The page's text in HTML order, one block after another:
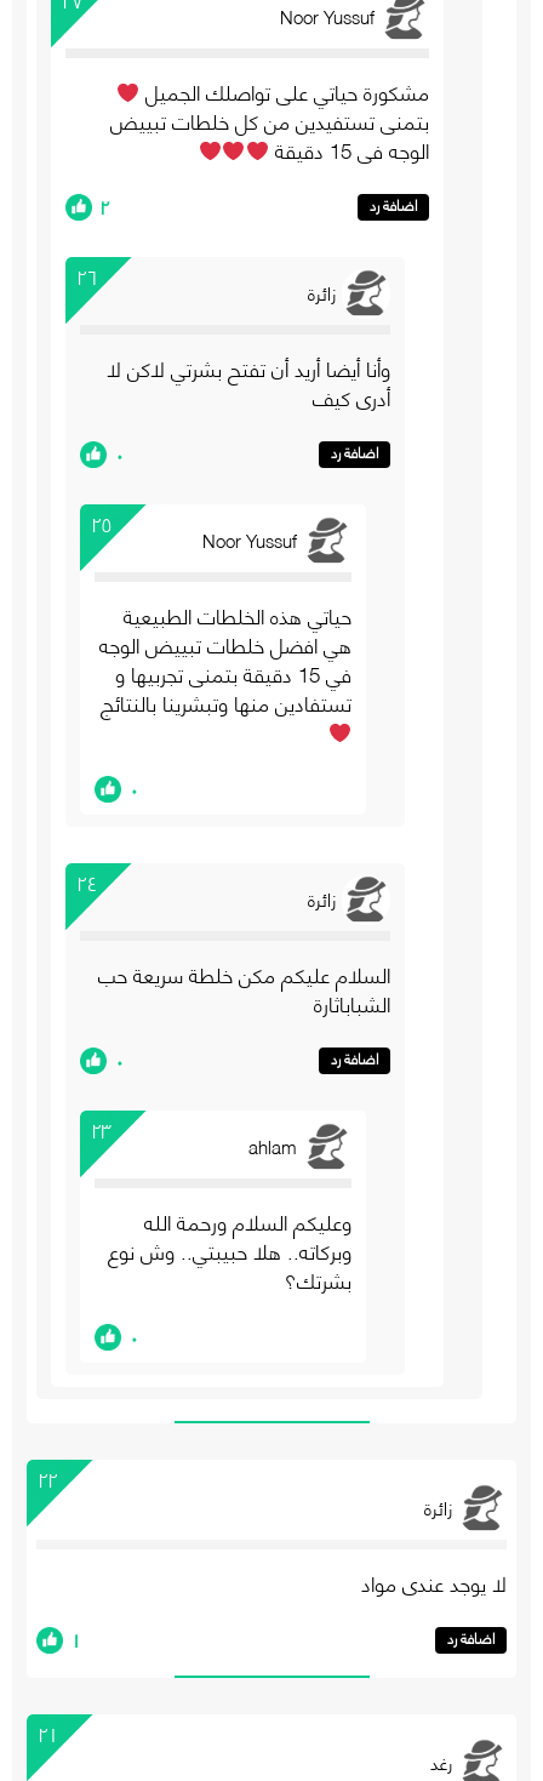
Noor Yussuf
مشكورة حياتي على تواصلك الجميل
بتمنى تستفيدين من كل خلطات تبييض
الوجه في 15 دقيقة
اضافة رد ٢
٢٦ زائرة
وأنا أيضا أريد أن تفتح بشرتي لاكن لا
أدري كيف
اضافة رد ٠
٢٥ Noor Yussuf
حياتي هذه الخلطات الطبيعية
هي افضل خلطات تبييض الوجه
في 15 دقيقة بتمنى تجربيها و
تستفادين منها وتبشرينا بالنتائج
٠
٢٤ زائرة
السلام عليكم مكن خلطة سريعة حب
الشباباثارة
اضافة رد ٠
٢٣ ahlam
وعليكم السلام ورحمة الله
وبركاته.. هلا حبيبتي.. وش نوع
بشرتك؟
٠
٢٢
زائرة
لا يوجد عندي مواد
اضافة رد ١
٢١
رغد